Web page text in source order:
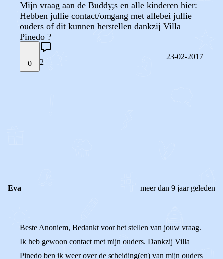
Mijn vraag aan de Buddy;s en alle kinderen hier:
Hebben jullie contact/omgang met allebei jullie
ouders of dit kunnen herstellen dankzij Villa
Pinedo ?
0 2
23-02-2017
Eva meer dan 9 jaar geleden
Beste Anoniem, Bedankt voor het stellen van jouw vraag.
Ik heb gewoon contact met mijn ouders. Dankzij Villa
Pinedo ben ik weer over de scheiding(en) van mijn ouders